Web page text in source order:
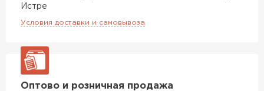
Истре
Условия доставки и самовывоза
Оптово и розничная продажа